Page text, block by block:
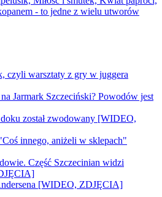
- to jedne z wielu utworów
czyli warsztaty z gry w juggera
Jarmark Szczeciński? Powodów jest
został zwodowany [WIDEO,
innego, aniżeli w sklepach"
Część Szczecinian widzi
[WIDEO, ZDJĘCIA]